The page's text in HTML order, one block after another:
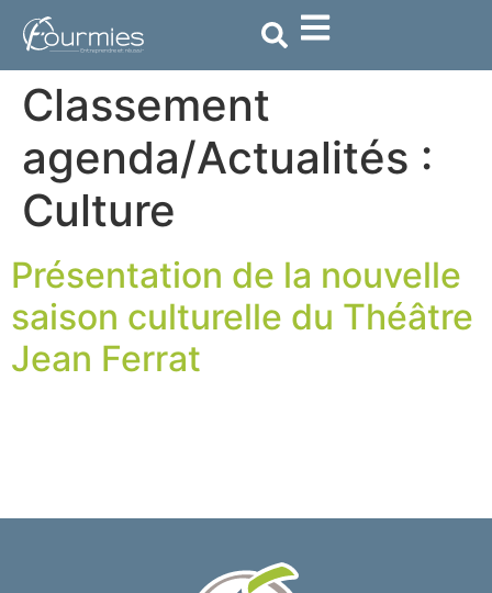
principal
Classement
agenda/Actualités :
Culture
Présentation de la nouvelle
saison culturelle du Théâtre
Jean Ferrat